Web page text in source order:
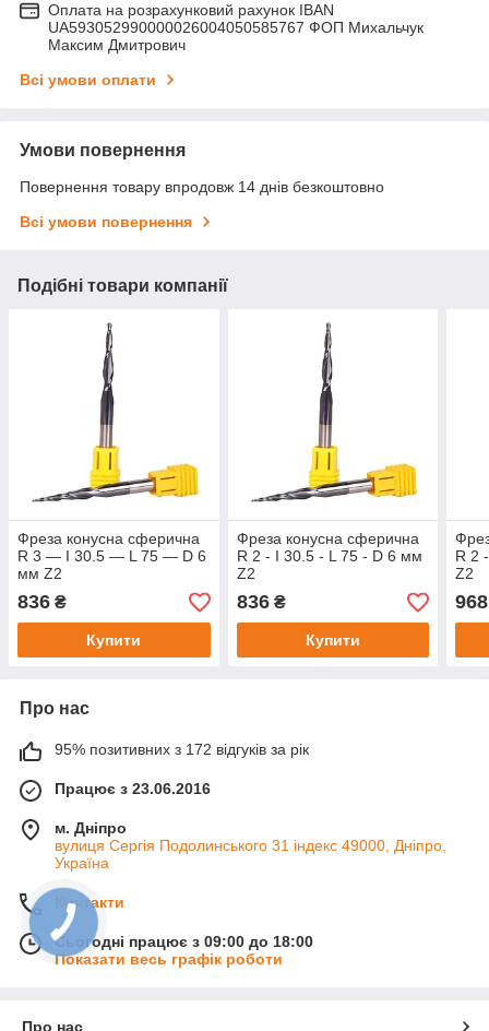
Оплата на розрахунковий рахунок IBAN
UA593052990000026004050585767 ФОП Михальчук
Максим Дмитрович
Всі умови оплати
Умови повернення
Повернення товару впродовж 14 днів безкоштовно
Всі умови повернення
Подібні товари компанії
Фреза конусна сферична
R 3 — I 30.5 — L 75 — D 6
мм Z2
836 ₴
Купити
Фреза конусна сферична
R 2 - I 30.5 - L 75 - D 6 мм
Z2
836₴
Купити
R 2
Z2
968
Про нас
95% позитивних з 172 відгуків за рік
Працює з 23.06.2016
м. Дніпро
вулиця Сергія Подолинського 31 індекс 49000, Дніпро,
Україна
Контакти
Сьогодні працює з 09:00 до 18:00
Показати весь графік роботи
Про нас